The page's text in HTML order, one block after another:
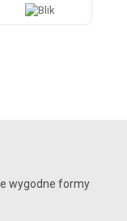
wygodne formy